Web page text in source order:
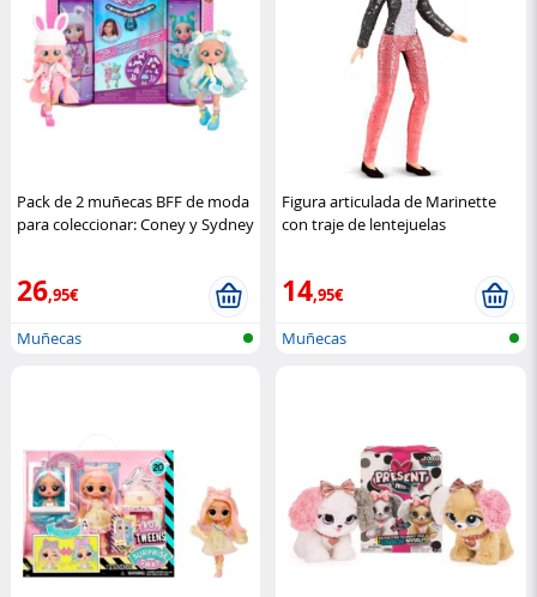
Pack de 2 muñecas BFF de moda
para coleccionar: Coney y Sydney
26,95€
Muñecas
Figura articulada de Marinette
con traje de lentejuelas
14,95€
Muñecas